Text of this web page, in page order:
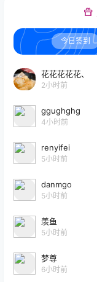
今日签到
花花花花花、
2小时前
ggughghg
4小时前
renyifei
5小时前
danmgo
5小时前
羡鱼
5小时前
梦尊
6小时前